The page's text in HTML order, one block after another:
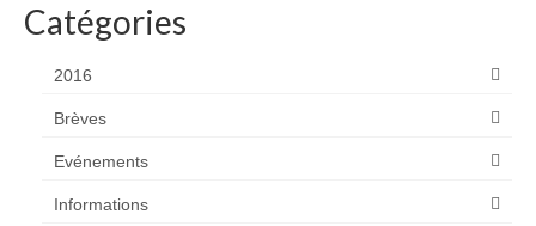
Catégories
2016
Brèves
Evénements
Informations